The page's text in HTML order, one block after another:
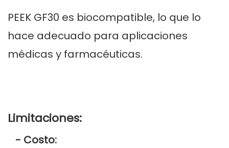
PEEK GF30 es biocompatible, lo que lo
hace adecuado para aplicaciones
médicas y farmacéuticas.
Limitaciones:
- Costo: